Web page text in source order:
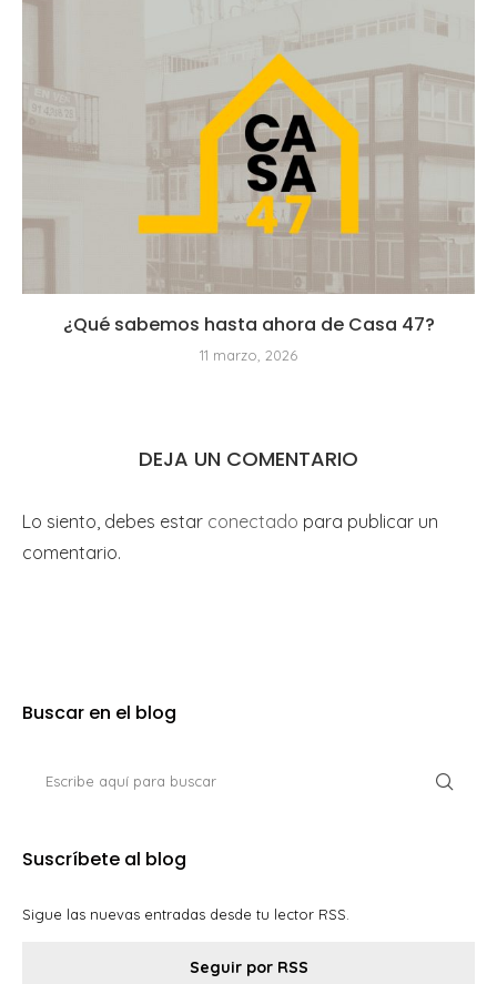
¿Qué sabemos hasta ahora de Casa 47?
11 marzo, 2026
DEJA UN COMENTARIO
Lo siento, debes estar conectado para publicar un
comentario.
Buscar en el blog
Suscríbete al blog
Sigue las nuevas entradas desde tu lector RSS.
Seguir por RSS